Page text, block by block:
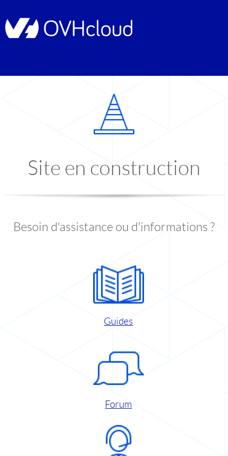
Site en construction
Besoin d'assistance ou d'informations ?
Guides
Forum